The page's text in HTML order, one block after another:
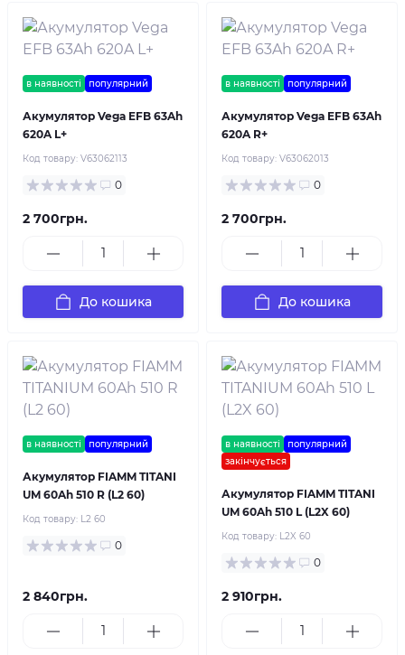
в наявності популярний
Акумулятор Vega EFB 63Ah
620A L+
Код товару: V63062113
0
2 700грн.
До кошика
в наявності популярний
Акумулятор Vega EFB 63Ah
620A R+
Код товару: V63062013
0
2 700грн.
До кошика
в наявності популярний
Акумулятор FIAMM TITANI
UM 60Ah 510 R (L2 60)
Код товару: L2 60
0
2 840грн.
в наявності
популярний
закінчується
Акумулятор FIAMM TITANI
UM 60Ah 510 L (L2X 60)
Код товару: L2X 60
0
2 910грн.